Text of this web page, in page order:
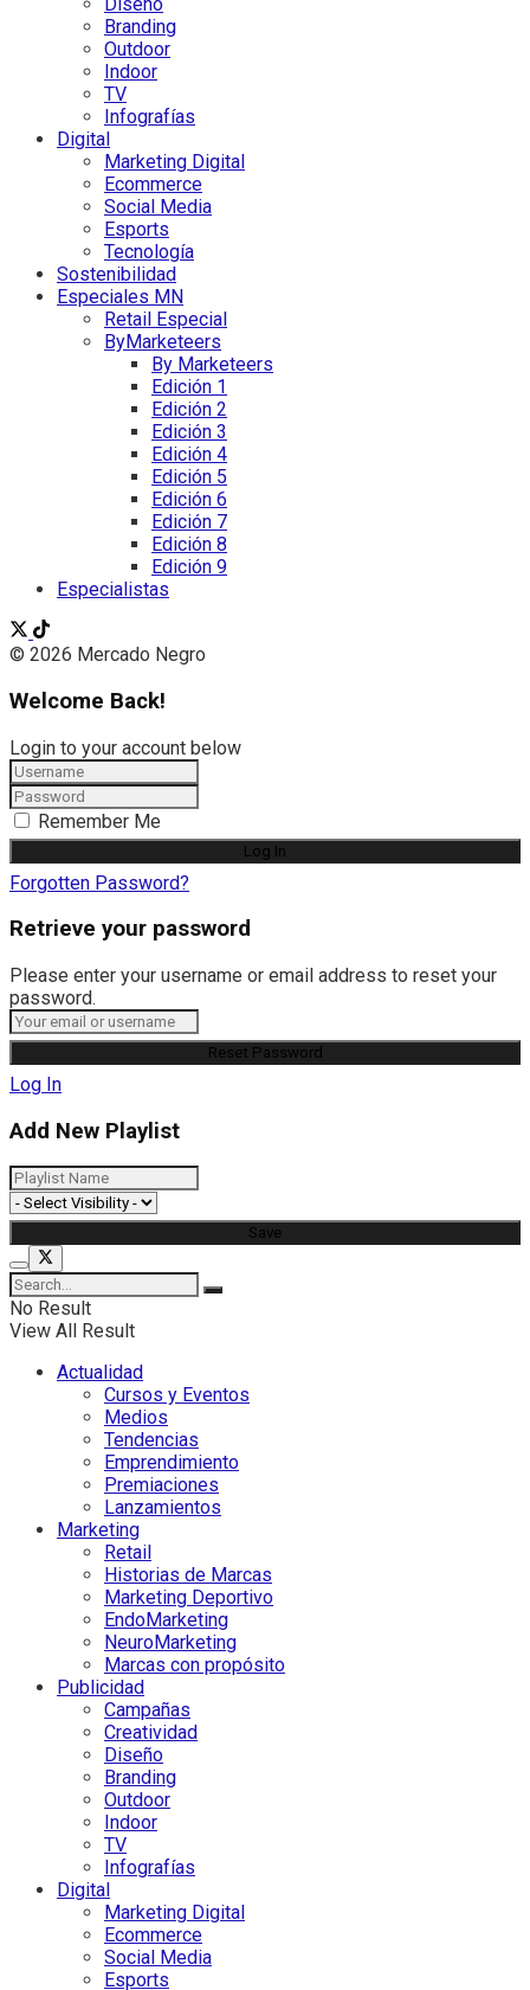
Branding
Outdoor
Indoor
TV
Infografías
Digital
Marketing Digital
Ecommerce
Social Media
Esports
Tecnología
Sostenibilidad
Especiales MN
Retail Especial
ByMarketeers
By Marketeers
Edición 1
Edición 2
Edición 3
Edición 4
Edición 5
Edición 6
Edición 7
Edición 8
Edición 9
Especialistas
© 2026 Mercado Negro
Welcome Back!
Login to your account below
Remember Me
Forgotten Password?
Retrieve your password
Please enter your username or email address to reset your
password.
Log In
Add New Playlist
No Result
View All Result
Actualidad
Cursos y Eventos
Medios
Tendencias
Emprendimiento
Premiaciones
Lanzamientos
Marketing
Retail
Historias de Marcas
Marketing Deportivo
EndoMarketing
NeuroMarketing
Marcas con propósito
Publicidad
Campañas
Creatividad
Diseño
Branding
Outdoor
Indoor
TV
Infografías
Digital
Marketing Digital
Ecommerce
Social Media
Esports